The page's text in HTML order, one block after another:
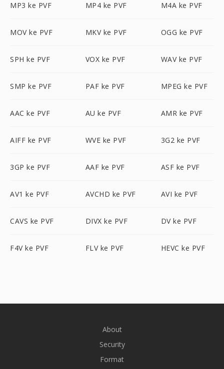
MP3 ke PVF MP4 ke PVF M4A ke PVF
MOV ke PVF MKV ke PVF OGG ke PVF
SPH ke PVF VOX ke PVF WAV ke PVF
SMP ke PVF PAF ke PVF MPEG ke PVF
AAC ke PVF AU ke PVF AMR ke PVF
AIFF ke PVF WVE ke PVF 3G2 ke PVF
3GP ke PVF AAF ke PVF ASF ke PVF
AV1 ke PVF AVCHD ke PVF AVI ke PVF
CAVS ke PVF DIVX ke PVF DV ke PVF
F4V ke PVF FLV ke PVF HEVC ke PVF
About
Security
Format